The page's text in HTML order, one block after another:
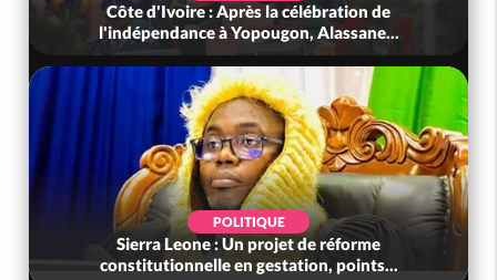
Côte d'Ivoire : Après la célébration de
l'indépendance à Yopougon, Alassane...
POLITIQUE
Sierra Leone : Un projet de réforme
constitutionnelle en gestation, points...